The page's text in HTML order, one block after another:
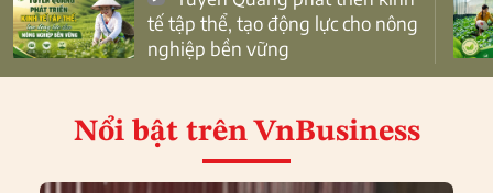
tế tập thể, tạo động lực cho nông
nghiệp bền vững
Nổi bật trên VnBusiness